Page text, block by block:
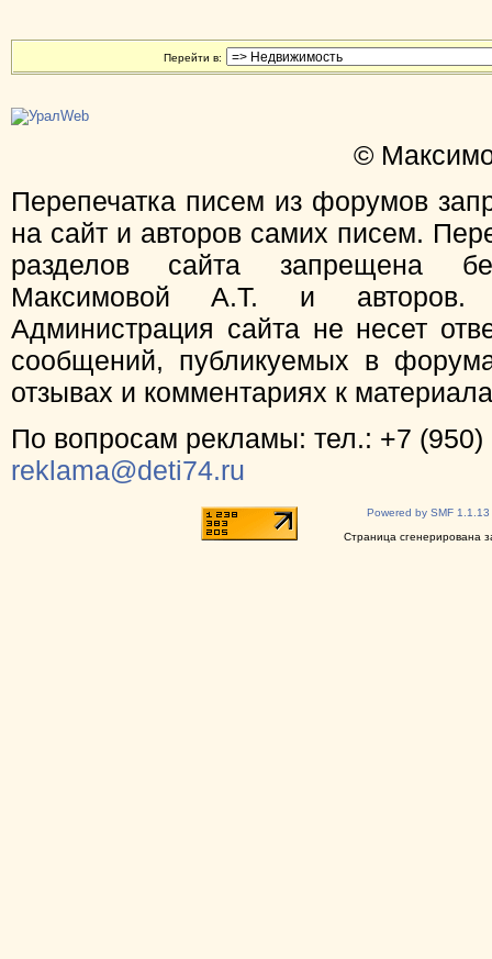
Перейти в:
©
Перепечатка писем из форумов
на сайт и авторов самих писем.
разделов сайта запрещена
Максимовой А.Т. и
Администрация сайта не несет
сообщений, публикуемых в
отзывах и комментариях к
По вопросам рекламы: тел.: +7 (950)
reklama@deti74.ru
Powered by SMF 1.1.13
Страница сгенерирована